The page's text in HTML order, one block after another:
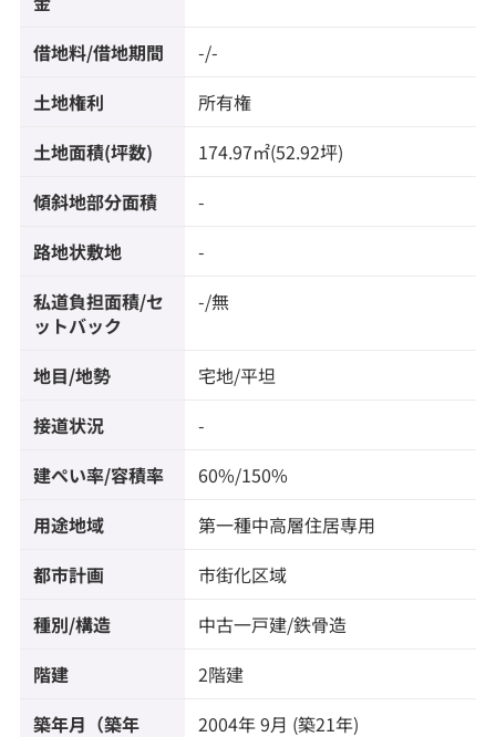
借地料/借地期間 -/-
土地権利 所有権
土地面積(坪数) 174.97㎡(52.92坪)
傾斜地部分面積 -
路地状敷地 -
私道負担面積/セ
ットバック
-/無
地目/地勢 宅地/平坦
接道状況 -
建ぺい率/容積率 60%/150%
用途地域 第一種中高層住居専用
都市計画 市街化区域
種別/構造 中古一戸建/鉄骨造
階建 2階建
築年月（築年
2004年 9月 (築21年)